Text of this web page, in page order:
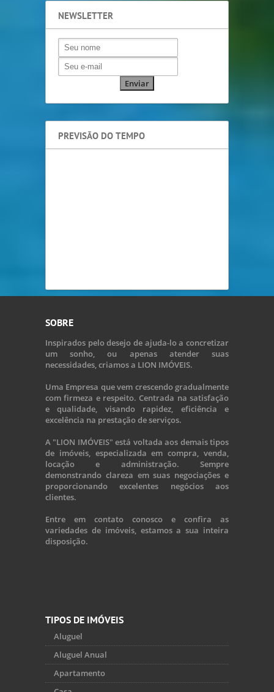
NEWSLETTER
PREVISÃO DO TEMPO
SOBRE
Inspirados pelo desejo de ajuda-lo a concretizar
um sonho, ou apenas atender suas
necessidades, criamos a LION IMÓVEIS.
Uma Empresa que vem crescendo gradualmente
com firmeza e respeito. Centrada na satisfação
e qualidade, visando rapidez, eficiência e
excelência na prestação de serviços.
A "LION IMÓVEIS" está voltada aos demais tipos
de imóveis, especializada em compra, venda,
locação e administração. Sempre
demonstrando clareza em suas negociações e
proporcionando excelentes negócios aos
clientes.
Entre em contato conosco e confira as
variedades de imóveis, estamos a sua inteira
disposição.
TIPOS DE IMÓVEIS
Aluguel
Aluguel Anual
Apartamento